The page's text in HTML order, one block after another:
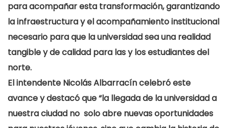
para acompañar esta transformación, garantizando
la infraestructura y el acompañamiento institucional
necesario para que la universidad sea una realidad
tangible y de calidad para las y los estudiantes del
norte.
El intendente Nicolás Albarracín celebró este
avance y destacó que “la llegada de la universidad a
nuestra ciudad no solo abre nuevas oportunidades